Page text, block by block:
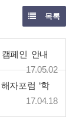
목록
페인 안내
17.05.02
자포럼 ‘학
17.04.18